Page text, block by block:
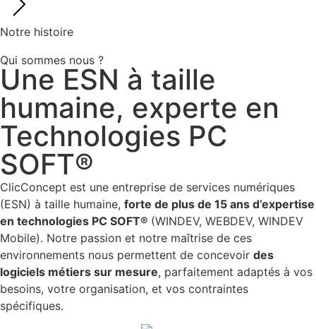
Notre histoire
Qui sommes nous ?
Une ESN à taille
humaine, experte en
Technologies PC
SOFT®
ClicConcept est une entreprise de services numériques
(ESN) à taille humaine, forte de plus de 15 ans d’expertise
en technologies PC SOFT® (WINDEV, WEBDEV, WINDEV
Mobile). Notre passion et notre maîtrise de ces
environnements nous permettent de concevoir des
logiciels métiers sur mesure, parfaitement adaptés à vos
besoins, votre organisation, et vos contraintes
spécifiques.